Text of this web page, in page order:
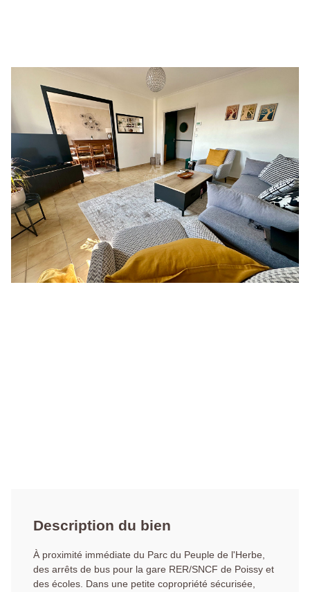
Description du bien
À proximité immédiate du Parc du Peuple de l'Herbe,
des arrêts de bus pour la gare RER/SNCF de Poissy et
des écoles. Dans une petite copropriété sécurisée,